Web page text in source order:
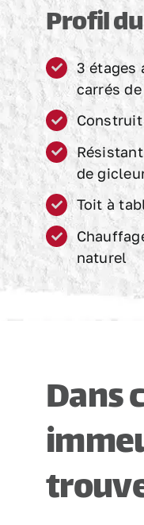
Profil
3 étages
carrés
Construit
de
Toit à
naturel
Dans